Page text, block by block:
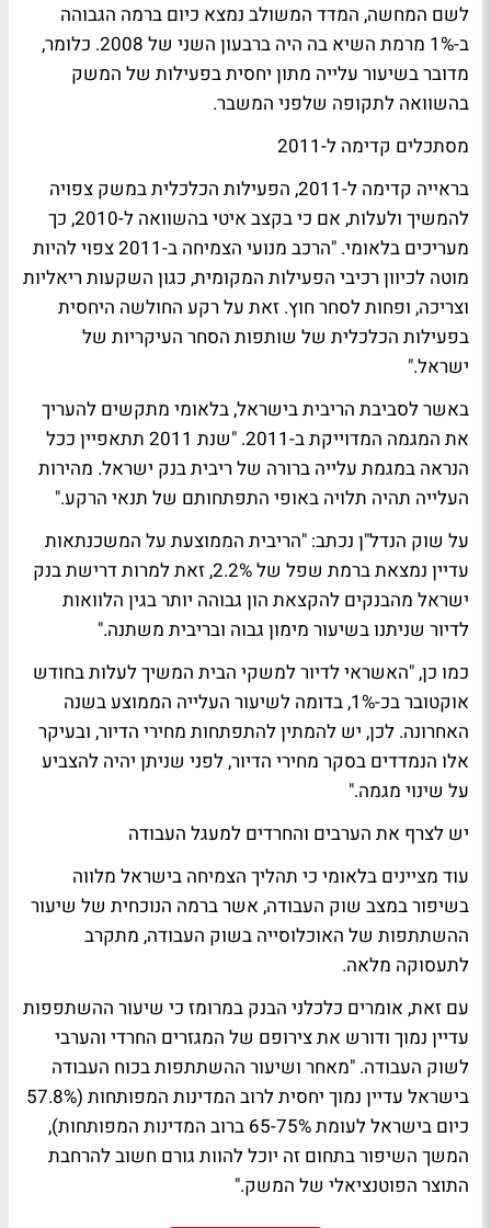
לשם המחשה, המדד המשולב נמצא כיום ברמה הגבוהה
ב-1% מרמת השיא בה היה ברבעון השני של 2008. כלומר,
מדובר בשיעור עלייה מתון יחסית בפעילות של המשק
בהשוואה לתקופה שלפני המשבר.
מסתכלים קדימה ל-2011
בראייה קדימה ל-2011, הפעילות הכלכלית במשק צפויה
להמשיך ולעלות, אם כי בקצב איטי בהשוואה ל-2010, כך
מעריכים בלאומי. "הרכב מנועי הצמיחה ב-2011 צפוי להיות
מוטה לכיוון רכיבי הפעילות המקומית, כגון השקעות ריאליות
וצריכה, ופחות לסחר חוץ. זאת על רקע החולשה היחסית
בפעילות הכלכלית של שותפות הסחר העיקריות של
ישראל."
באשר לסביבת הריבית בישראל, בלאומי מתקשים להעריך
את המגמה המדוייקת ב-2011. "שנת 2011 תתאפיין ככל
הנראה במגמת עלייה ברורה של ריבית בנק ישראל. מהירות
העלייה תהיה תלויה באופי התפתחותם של תנאי הרקע."
על שוק הנדל"ן נכתב: "הריבית הממוצעת על המשכנתאות
עדיין נמצאת ברמת שפל של 2.2%, זאת למרות דרישת בנק
ישראל מהבנקים להקצאת הון גבוהה יותר בגין הלוואות
לדיור שניתנו בשיעור מימון גבוה ובריבית משתנה."
כמו כן, "האשראי לדיור למשקי הבית המשיך לעלות בחודש
אוקטובר בכ-1%, בדומה לשיעור העלייה הממוצע בשנה
האחרונה. לכן, יש להמתין להתפתחות מחירי הדיור, ובעיקר
אלו הנמדדים בסקר מחירי הדיור, לפני שניתן יהיה להצביע
על שינוי מגמה."
יש לצרף את הערבים והחרדים למעגל העבודה
עוד מציינים בלאומי כי תהליך הצמיחה בישראל מלווה
בשיפור במצב שוק העבודה, אשר ברמה הנוכחית של שיעור
ההשתתפות של האוכלוסייה בשוק העבודה, מתקרב
לתעסוקה מלאה.
עם זאת, אומרים כלכלני הבנק במרומז כי שיעור ההשתפפות
עדיין נמוך ודורש את צירופם של המגזרים החרדי והערבי
לשוק העבודה. "מאחר ושיעור ההשתתפות בכוח העבודה
בישראל עדיין נמוך יחסית לרוב המדינות המפותחות (57.8%
כיום בישראל לעומת 65-75% ברוב המדינות המפותחות),
המשך השיפור בתחום זה יוכל להוות גורם חשוב להרחבת
התוצר הפוטנציאלי של המשק."